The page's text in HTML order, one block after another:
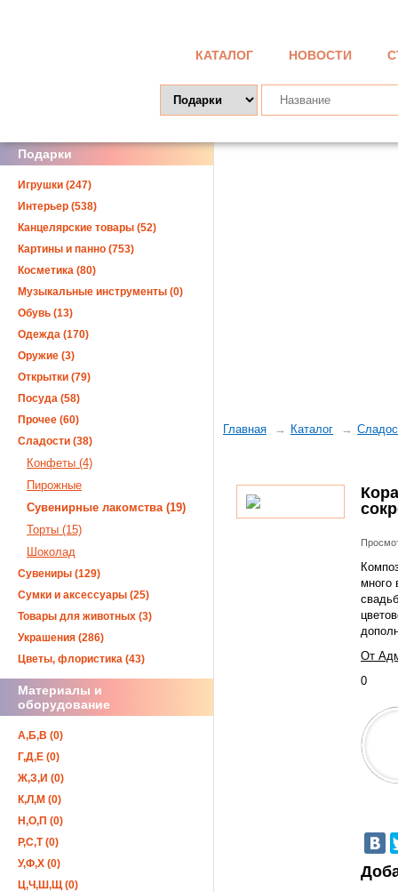
КАТАЛОГ НОВОСТИ
Главная Каталог
много
От
0
Подарки
Игрушки (247)
Интерьер (538)
Канцелярские товары (52)
Картины и панно (753)
Косметика (80)
Музыкальные инструменты (0)
Обувь (13)
Одежда (170)
Оружие (3)
Открытки (79)
Посуда (58)
Прочее (60)
Сладости (38)
Конфеты (4)
Пирожные
Сувенирные лакомства (19)
Торты (15)
Шоколад
Сувениры (129)
Сумки и аксессуары (25)
Товары для животных (3)
Украшения (286)
Цветы, флористика (43)
Материалы и
оборудование
А,Б,В (0)
Г,Д,Е (0)
Ж,З,И (0)
К,Л,М (0)
Н,О,П (0)
Р,С,Т (0)
У,Ф,Х (0)
Ц,Ч,Ш,Щ (0)